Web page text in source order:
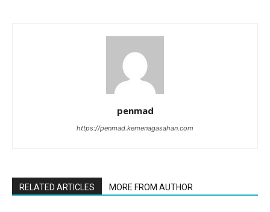
penmad
https://penmad.kemenagasahan.com
RELATED ARTICLES MORE FROM AUTHOR